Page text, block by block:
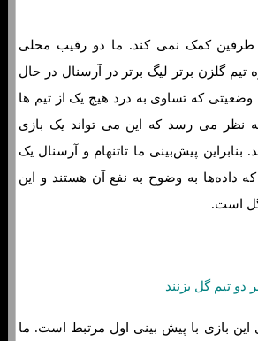
طرفین کمک نمی کند. ما دو رقیب محلی
تیم گلزن برتر لیگ برتر در آرسنال در حال
که تساوی به درد هیچ یک از تیم ها
به نظر می رسد که این می تواند یک بازی
بنابراین پیش‌بینی ما تاتنهام و آرسنال یک
داده‌ها به وضوح به نفع آن هستند و این
دو تیم گل بزنند
این بازی با پیش بینی اول مرتبط است. ما